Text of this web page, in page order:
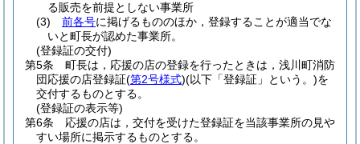
る販売を前提としない事業所
(3)
前各号に掲げるもののほか，登録することが適当でな
いと町長が認めた事業所。
(登録証の交付)
第5条
町長は，応援の店の登録を行ったときは，浅川町消防
団応援の店登録証(第2号様式)(以下「登録証」という。)を
交付するものとする。
(登録証の表示等)
第6条
応援の店は，交付を受けた登録証を当該事業所の見や
すい場所に掲示するものとする。